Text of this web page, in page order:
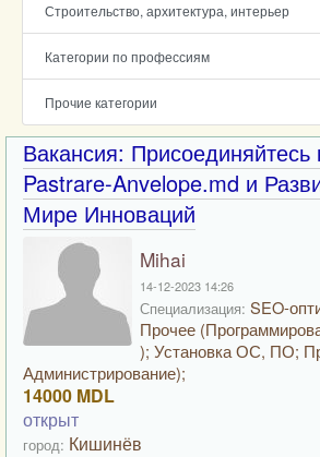
Строительство, архитектура, интерьер
Категории по профессиям
Прочие категории
Вакансия:
Pastrare-Anvelope.md и
Мире Инноваций
Mihai
14-12-2023 14:26
Специализация: SEO-
Прочее
); Установка ОС, ПО;
Администрирование);
14000 MDL
открыт
город: Кишинёв